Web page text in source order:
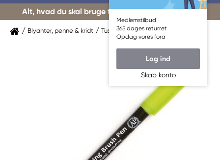
Medlemstilbud
365 dages returret
Opdag vores fora
Log ind
Skab konto
Alt, hvad du skal bruge til kursusstart – køb her »
Blyanter, penne & kridt Tuschpenne & markers